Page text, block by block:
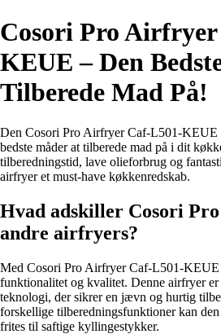
Cosori Pro
KEUE – Den
Tilberede Mad På!
Den Cosori Pro Airfryer Caf-L501-KEUE
bedste måder at tilberede mad på i dit
tilberedningstid, lave olieforbrug og
airfryer et must-have køkkenredskab.
Hvad adskiller Cosori
andre airfryers?
Med Cosori Pro Airfryer Caf-L501-
funktionalitet og kvalitet. Denne airfryer er
teknologi, der sikrer en jævn og hurtig
forskellige tilberedningsfunktioner kan
frites til saftige kyllingestykker.